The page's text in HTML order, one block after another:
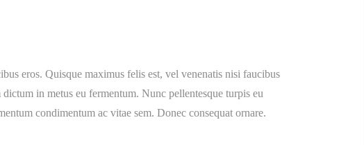
eros. Quisque maximus felis est, vel venenatis nisi faucibus
in metus eu fermentum. Nunc pellentesque turpis eu
condimentum ac vitae sem. Donec consequat ornare.